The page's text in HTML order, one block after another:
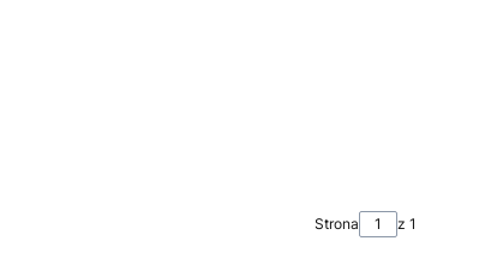
Strona z 1